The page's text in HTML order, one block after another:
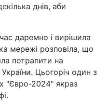
днів, аби
даремно і вирішила
мережі розповіла, що
потрапити на
Цьогоріч один з
"Євро-2024" якраз